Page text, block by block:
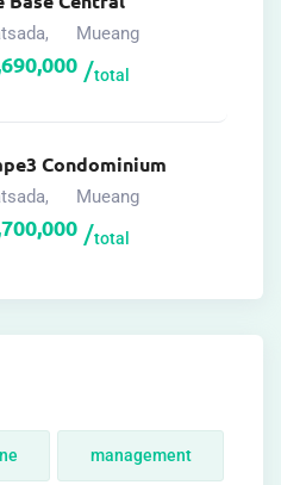
, Mueang
total
Condominium
, Mueang
total
management